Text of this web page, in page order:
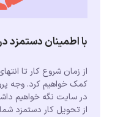
با اطمینان دستمزد
از زمان شروع کار تا
کمک خواهیم کرد. وجه
در سایت نگه خواهیم
از تحویل کار دستمزد